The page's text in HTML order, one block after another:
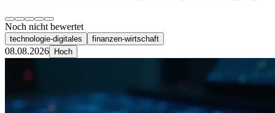
Noch nicht bewertet
technologie-digitales finanzen-wirtschaft
08.08.2026 Hoch